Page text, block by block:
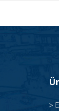
>